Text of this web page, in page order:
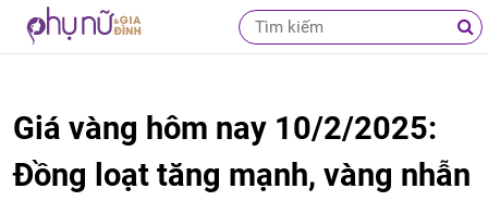
Giá vàng hôm nay 10/2/2025:
Đồng loạt tăng mạnh, vàng nhẫn